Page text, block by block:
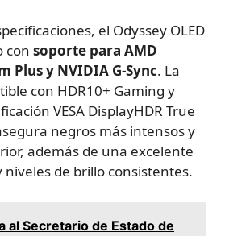
el Odyssey OLED
con soporte para AMD
Plus y NVIDIA G-Sync. La
con HDR10+ Gaming y
VESA DisplayHDR True
negros más intensos y
además de una excelente
niveles de brillo consistentes.
al Secretario de Estado de